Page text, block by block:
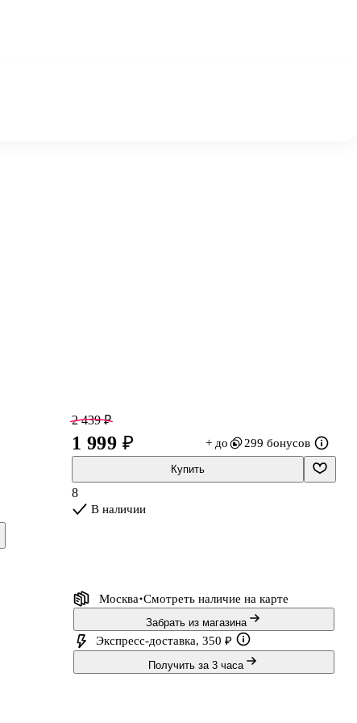
2 439 ₽
1 999 ₽ + до 299 бонусов
Купить
8
В наличии
Москва Смотреть наличие на карте
Забрать из магазина
Экспресс-доставка, 350 ₽
Получить за 3 часа